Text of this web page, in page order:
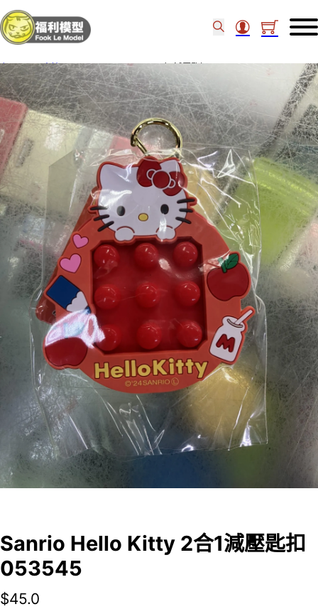
主頁 / 日本精品 / Sanrio Hello Kitty 2合1減壓匙扣 053545
Sanrio Hello Kitty 2合1減壓匙扣
053545
$45.0